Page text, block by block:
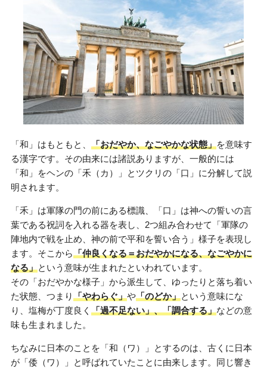
「和」はもともと、 「おだやか、なごやかな状態」を意味す
る漢字です。その由来には諸説ありますが、一般的には
「和」をヘンの「禾（カ）」とツクリの「口」に分解して説
明されます。
「禾」は軍隊の門の前にある標識、「口」は神への誓いの言
葉である祝詞を入れる器を表し、2つ組み合わせて「軍隊の
陣地内で戦を止め、神の前で平和を誓い合う」様子を表現し
ます。そこから「仲良くなる＝おだやかになる、なごやかに
なる」という意味が生まれたといわれています。
その「おだやかな様子」から派生して、ゆったりと落ち着い
た状態、つまり「やわらぐ」や「のどか」という意味にな
り、塩梅が丁度良く 「過不足ない」、「調合する」などの意
味も生まれました。
ちなみに日本のことを「和（ワ）」とするのは、古くに日本
が「倭（ワ）」と呼ばれていたことに由来します。同じ響き